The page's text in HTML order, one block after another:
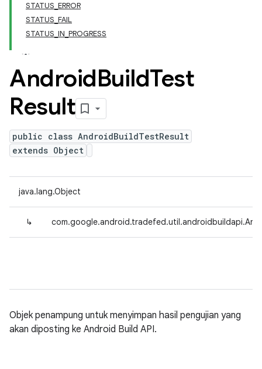
STATUS_ERROR
STATUS_FAIL
STATUS_IN_PROGRESS
AndroidBuildTest
Result
public class AndroidBuildTestResult
extends Object
java.lang.Object
↳
Objek penampung untuk menyimpan hasil pengujian yang
akan diposting ke Android Build API.